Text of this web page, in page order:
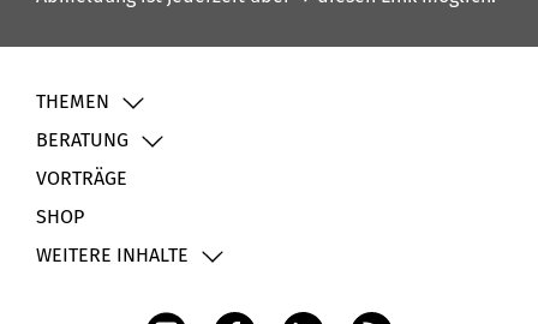
THEMEN
BERATUNG
VORTRÄGE
SHOP
WEITERE INHALTE